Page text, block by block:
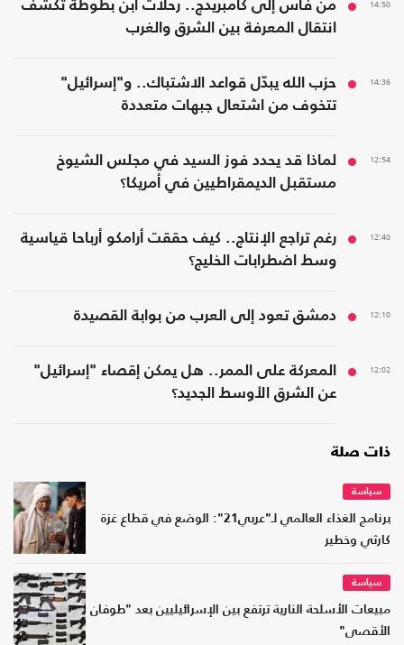
14:50
من فاس إلى كامبريدج.. رحلات ابن بطوطة تكشف
انتقال المعرفة بين الشرق والغرب
14:36
حزب الله يبدّل قواعد الاشتباك.. و"إسرائيل"
تتخوف من اشتعال جبهات متعددة
12:54
لماذا قد يحدد فوز السيد في مجلس الشيوخ
مستقبل الديمقراطيين في أمريكا؟
12:40
رغم تراجع الإنتاج.. كيف حققت أرامكو أرباحا قياسية
وسط اضطرابات الخليج؟
12:10 دمشق تعود إلى العرب من بوابة القصيدة
12:02
المعركة على الممر.. هل يمكن إقصاء "إسرائيل"
عن الشرق الأوسط الجديد؟
ذات صلة
سياسة
برنامج الغذاء العالمي لـ"عربي21": الوضع في قطاع غزة
كارثي وخطير
سياسة
مبيعات الأسلحة النارية ترتفع بين الإسرائيليين بعد "طوفان
الأقصى"